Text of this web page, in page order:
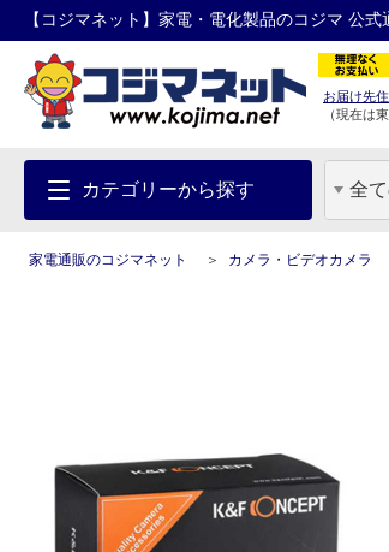
【コジマネット】家電・電化製品のコジマ 公式
お届け先
（現在は
カテゴリーから探す 全
家電通販のコジマネット カメラ・ビデオカメラ